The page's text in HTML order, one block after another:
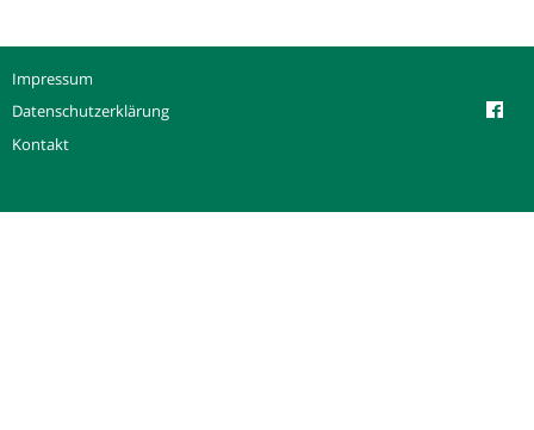
Impressum
Datenschutzerklärung
Kontakt